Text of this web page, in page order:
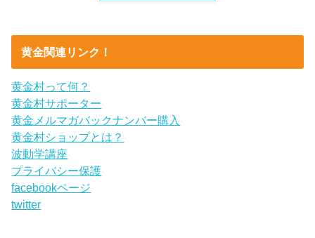
黄金関連リンク！
黄金村って何？
黄金村サポーター
黄金メルマガバックナンバー購入
黄金村ショップとは？
波動学講座
プライバシー保護
facebookページ
twitter